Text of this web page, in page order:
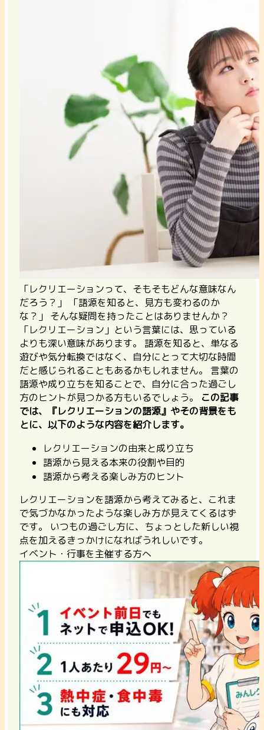
「レクリエーションって、そもそもどんな意味なん
だろう？」 「語源を知ると、見方も変わるのか
な？」 そんな疑問を持ったことはありませんか？
「レクリエーション」という言葉には、思っている
よりも深い意味があります。 語源を知ると、単なる
遊びや気分転換ではなく、自分にとって大切な時間
だと感じられることもあるかもしれません。 言葉の
語源や成り立ちを知ることで、自分に合った過ごし
方のヒントが見つかる方もいるでしょう。 この記事
では、『レクリエーションの語源』やその背景をも
とに、以下のような内容を紹介します。
レクリエーションの由来と成り立ち
語源から見える本来の役割や目的
語源から考える楽しみ方のヒント
レクリエーションを語源から考えてみると、これま
で気づかなかったような楽しみ方が見えてくるはず
です。
いつもの過ごし方に、ちょっとした新しい視
点を加えるきっかけになればうれしいです。
イベント・行事を主催する方へ